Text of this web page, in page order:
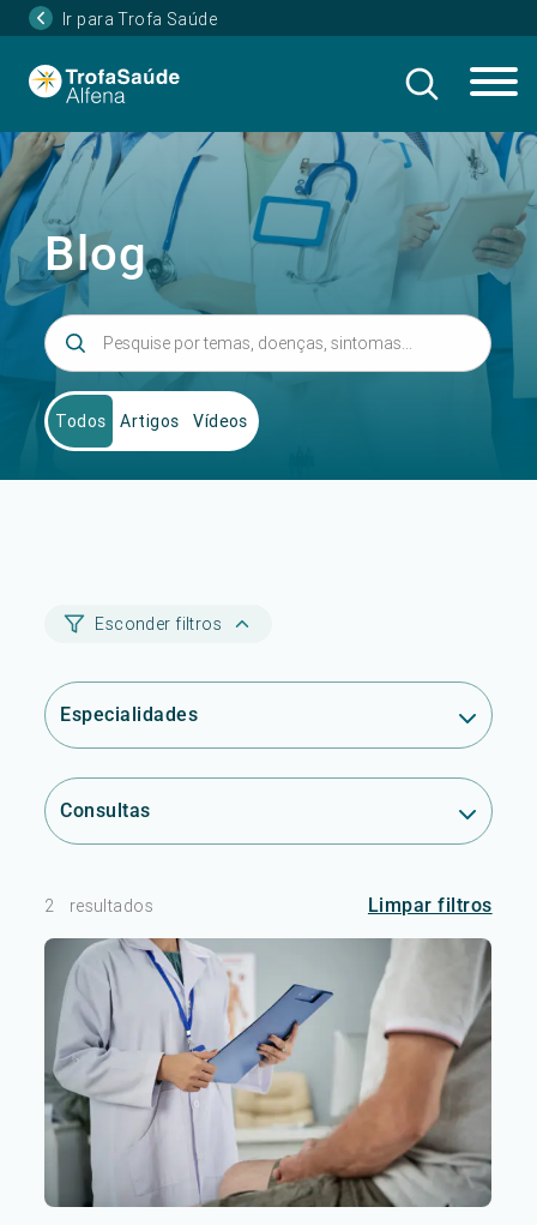
Ir para Trofa Saúde
Blog
Todos Artigos Vídeos
Esconder filtros
Especialidades
Consultas
2 resultados Limpar filtros